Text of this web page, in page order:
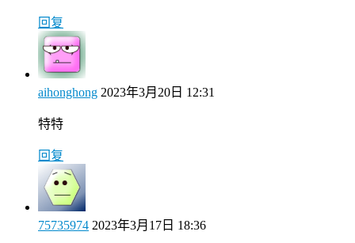
回复
aihonghong 2023年3月20日 12:31
特特
回复
75735974 2023年3月17日 18:36